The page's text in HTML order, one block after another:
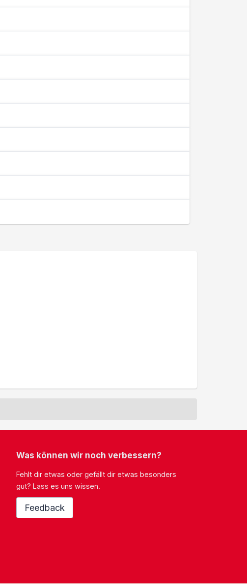
Was können wir noch verbessern?
Fehlt dir etwas oder gefällt dir etwas besonders
gut? Lass es uns wissen.
Feedback